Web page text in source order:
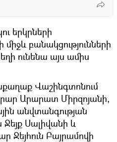
երկրների
բանակցությունների
ունենա այս ամիս
Վաշինգտոնում
Արարատ Միրզոյանի,
անվտանգության
Սալիվանի և
Ջեյհուն Բայրամովի